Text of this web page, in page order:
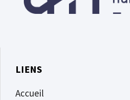
LIENS
Accueil